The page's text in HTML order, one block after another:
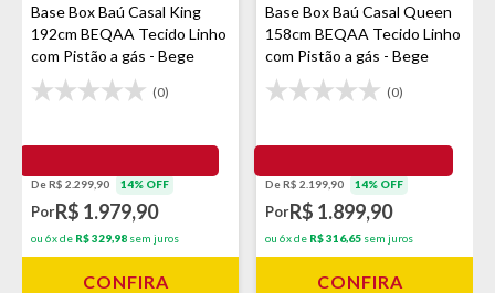
Base Box Baú Casal King
192cm BEQAA Tecido Linho
com Pistão a gás - Bege
(0)
De R$ 2.299,90 14% OFF
PorR$ 1.979,90
ou 6x de R$ 329,98 sem juros
CONFIRA
Base Box Baú Casal Queen
158cm BEQAA Tecido Linho
com Pistão a gás - Bege
(0)
De R$ 2.199,90 14% OFF
PorR$ 1.899,90
ou 6x de R$ 316,65 sem juros
CONFIRA